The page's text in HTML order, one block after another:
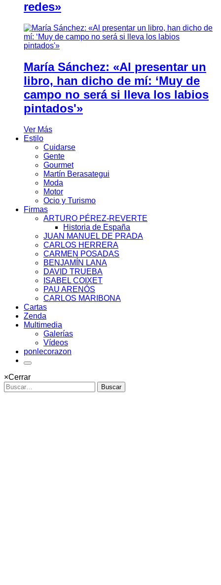
redes»
María Sánchez: «Al presentar un
libro, han dicho de mí: ‘Muy de
campo no será si lleva los labios
pintados'»
Ver Más
Estilo
Cuidarse
Gente
Gourmet
Martín Berasategui
Moda
Motor
Ocio y Turismo
Firmas
ARTURO PÉREZ-REVERTE
Historia de España
JUAN MANUEL DE PRADA
CARLOS HERRERA
CARMEN POSADAS
BENJAMÍN LANA
DAVID TRUEBA
ISABEL COIXET
PAU ARENÓS
CARLOS MARIBONA
Cartas
Zenda
Multimedia
Galerías
Vídeos
ponlecorazon
×Cerrar
Buscar